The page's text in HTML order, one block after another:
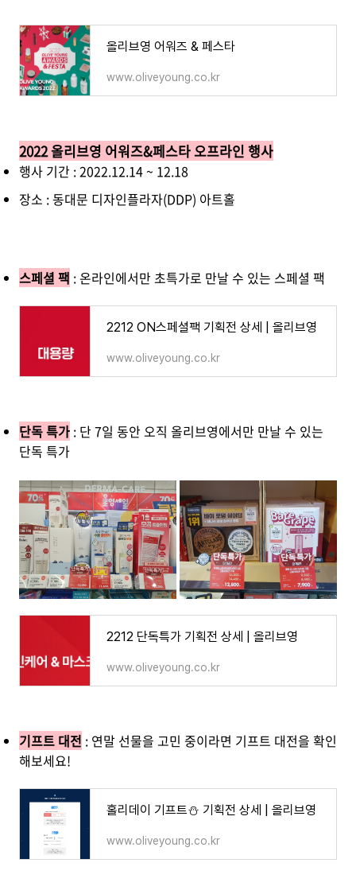
올리브영 어워즈 & 페스타
www.oliveyoung.co.kr
2022 올리브영 어워즈&페스타 오프라인 행사
행사 기간 : 2022.12.14 ~ 12.18
장소 : 동대문 디자인플라자(DDP) 아트홀
스페셜 팩 : 온라인에서만 초특가로 만날 수 있는 스페셜 팩
2212 ON스페셜팩 기획전 상세 | 올리브영
www.oliveyoung.co.kr
단독 특가 : 단 7일 동안 오직 올리브영에서만 만날 수 있는
단독 특가
2212 단독특가 기획전 상세 | 올리브영
www.oliveyoung.co.kr
기프트 대전 : 연말 선물을 고민 중이라면 기프트 대전을 확인
해보세요!
홀리데이 기프트⛄ 기획전 상세 | 올리브영
www.oliveyoung.co.kr